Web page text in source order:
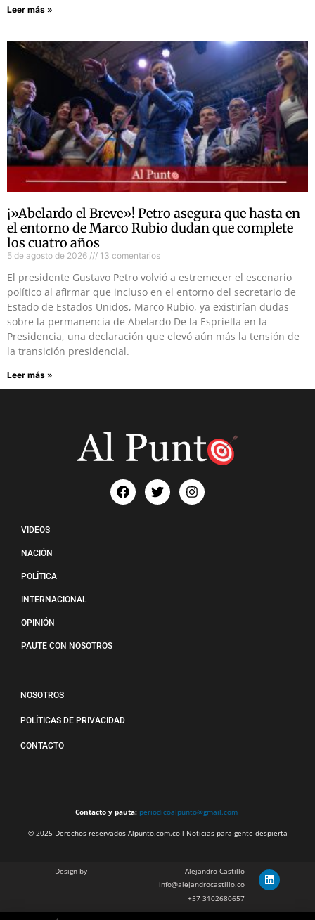
Leer más »
¡»Abelardo el Breve»! Petro asegura que hasta en
el entorno de Marco Rubio dudan que complete
los cuatro años
5 de agosto de 2026 13 comentarios
El presidente Gustavo Petro volvió a estremecer el escenario
político al afirmar que incluso en el entorno del secretario de
Estado de Estados Unidos, Marco Rubio, ya existirían dudas
sobre la permanencia de Abelardo De la Espriella en la
Presidencia, una declaración que elevó aún más la tensión de
la transición presidencial.
Leer más »
VIDEOS
NACIÓN
POLÍTICA
INTERNACIONAL
OPINIÓN
PAUTE CON NOSOTROS
NOSOTROS
POLÍTICAS DE PRIVACIDAD
CONTACTO
Contacto y pauta: periodicoalpunto@gmail.com
© 2025 Derechos reservados Alpunto.com.co l Noticias para gente despierta
Design by
Alejandro Castillo
info@alejandrocastillo.co
+57 3102680657